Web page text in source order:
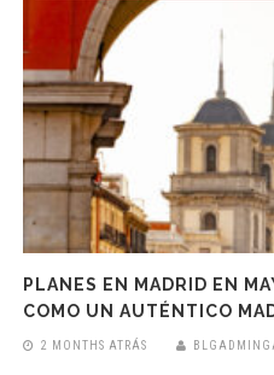
PLANES EN MADRID EN
COMO UN AUTÉNTICO
2 MONTHS ATRÁS